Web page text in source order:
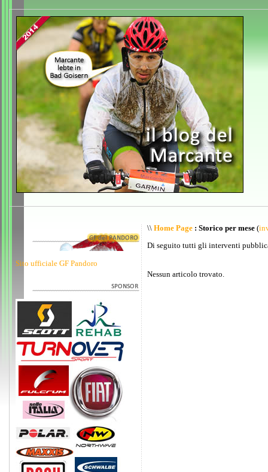
Sito ufficiale GF Pandoro
\\ Home Page : Storico per mese (
Di seguito tutti gli interventi
Nessun articolo trovato.